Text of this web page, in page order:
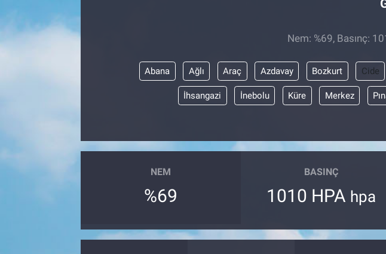
Nem: %69, Basınç:
Abana Ağlı Araç Azdavay Bozkurt Cide
İhsangazi İnebolu Küre Merkez
NEM
%69
BASINÇ
1010 HPA hpa